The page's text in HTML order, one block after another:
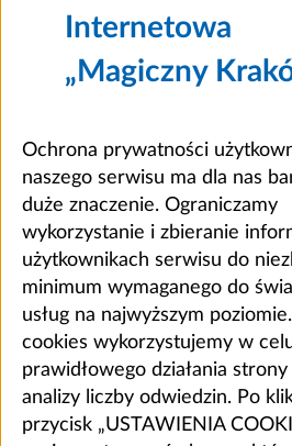
Internetowa
„Magiczny
Ochrona prywatności
naszego serwisu ma dla nas
duże znaczenie. Ograniczamy
wykorzystanie i zbieranie
użytkownikach serwisu do
minimum wymaganego do
usług na najwyższym
cookies wykorzystujemy w
prawidłowego działania
analizy liczby odwiedzin. Po
przycisk „USTAWIENIA